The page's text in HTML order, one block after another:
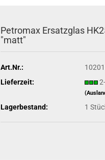
Petromax Ersatzglas
"matt"
Art.Nr.:
Lieferzeit:
Lagerbestand: 1